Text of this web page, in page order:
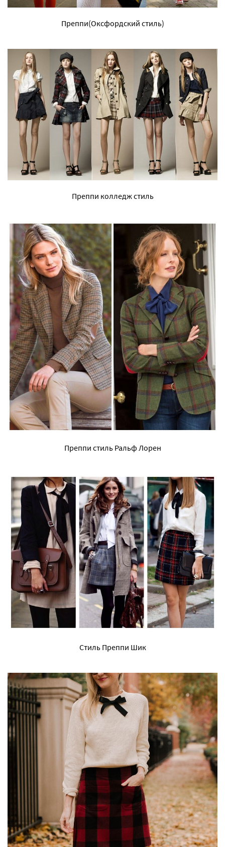
Преппи(Оксфордский стиль)
Преппи колледж стиль
Преппи стиль Ральф Лорен
Стиль Преппи Шик